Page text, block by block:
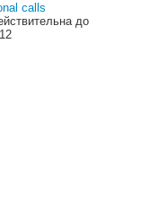
calls
до